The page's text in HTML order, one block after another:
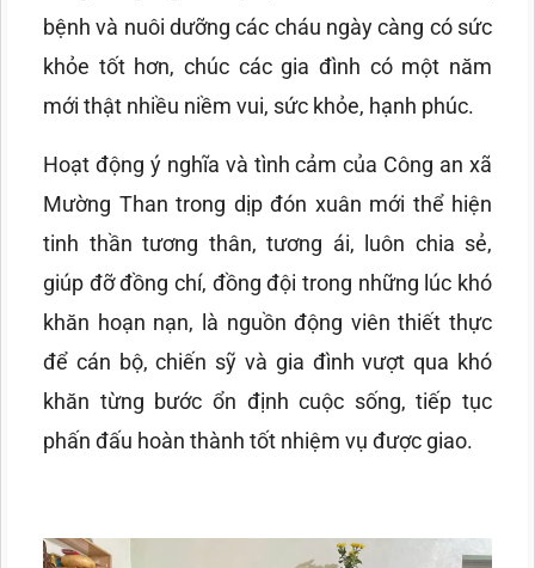
bệnh và nuôi dưỡng các cháu ngày càng có sức
khỏe tốt hơn, chúc các gia đình có một năm
mới thật nhiều niềm vui, sức khỏe, hạnh phúc.
Hoạt động ý nghĩa và tình cảm của Công an xã
Mường Than trong dịp đón xuân mới thể hiện
tinh thần tương thân, tương ái, luôn chia sẻ,
giúp đỡ đồng chí, đồng đội trong những lúc khó
khăn hoạn nạn, là nguồn động viên thiết thực
để cán bộ, chiến sỹ và gia đình vượt qua khó
khăn từng bước ổn định cuộc sống, tiếp tục
phấn đấu hoàn thành tốt nhiệm vụ được giao.